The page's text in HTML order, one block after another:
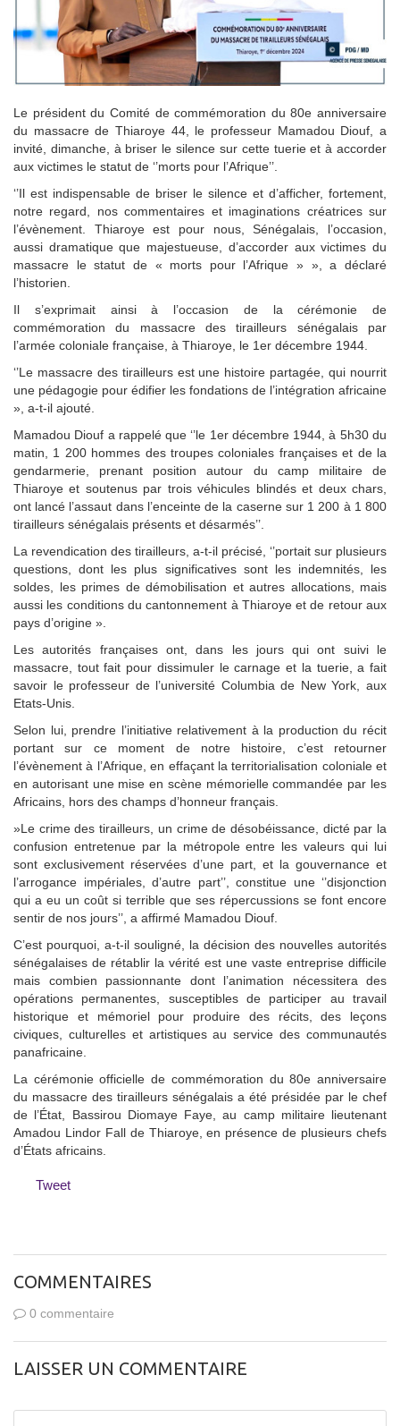
Le président du Comité de commémoration du 80e anniversaire
du massacre de Thiaroye 44, le professeur Mamadou Diouf, a
invité, dimanche, à briser le silence sur cette tuerie et à accorder
aux victimes le statut de ‘’morts pour l’Afrique’’.
‘’Il est indispensable de briser le silence et d’afficher, fortement,
notre regard, nos commentaires et imaginations créatrices sur
l’évènement. Thiaroye est pour nous, Sénégalais, l’occasion,
aussi dramatique que majestueuse, d’accorder aux victimes du
massacre le statut de « morts pour l’Afrique » », a déclaré
l’historien.
Il s’exprimait ainsi à l’occasion de la cérémonie de
commémoration du massacre des tirailleurs sénégalais par
l’armée coloniale française, à Thiaroye, le 1er décembre 1944.
‘’Le massacre des tirailleurs est une histoire partagée, qui nourrit
une pédagogie pour édifier les fondations de l’intégration africaine
», a-t-il ajouté.
Mamadou Diouf a rappelé que ‘’le 1er décembre 1944, à 5h30 du
matin, 1 200 hommes des troupes coloniales françaises et de la
gendarmerie, prenant position autour du camp militaire de
Thiaroye et soutenus par trois véhicules blindés et deux chars,
ont lancé l’assaut dans l’enceinte de la caserne sur 1 200 à 1 800
tirailleurs sénégalais présents et désarmés’’.
La revendication des tirailleurs, a-t-il précisé, ‘’portait sur plusieurs
questions, dont les plus significatives sont les indemnités, les
soldes, les primes de démobilisation et autres allocations, mais
aussi les conditions du cantonnement à Thiaroye et de retour aux
pays d’origine ».
Les autorités françaises ont, dans les jours qui ont suivi le
massacre, tout fait pour dissimuler le carnage et la tuerie, a fait
savoir le professeur de l’université Columbia de New York, aux
Etats-Unis.
Selon lui, prendre l’initiative relativement à la production du récit
portant sur ce moment de notre histoire, c’est retourner
l’évènement à l’Afrique, en effaçant la territorialisation coloniale et
en autorisant une mise en scène mémorielle commandée par les
Africains, hors des champs d’honneur français.
»Le crime des tirailleurs, un crime de désobéissance, dicté par la
confusion entretenue par la métropole entre les valeurs qui lui
sont exclusivement réservées d’une part, et la gouvernance et
l’arrogance impériales, d’autre part’’, constitue une ‘’disjonction
qui a eu un coût si terrible que ses répercussions se font encore
sentir de nos jours’’, a affirmé Mamadou Diouf.
C’est pourquoi, a-t-il souligné, la décision des nouvelles autorités
sénégalaises de rétablir la vérité est une vaste entreprise difficile
mais combien passionnante dont l’animation nécessitera des
opérations permanentes, susceptibles de participer au travail
historique et mémoriel pour produire des récits, des leçons
civiques, culturelles et artistiques au service des communautés
panafricaine.
La cérémonie officielle de commémoration du 80e anniversaire
du massacre des tirailleurs sénégalais a été présidée par le chef
de l’État, Bassirou Diomaye Faye, au camp militaire lieutenant
Amadou Lindor Fall de Thiaroye, en présence de plusieurs chefs
d’États africains.
Tweet
COMMENTAIRES
0 commentaire
LAISSER UN COMMENTAIRE